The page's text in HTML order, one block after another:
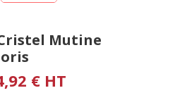
Mutine
€ HT